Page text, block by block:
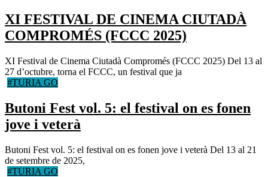
XI FESTIVAL DE CINEMA CIUTADÀ
COMPROMÉS (FCCC 2025)
XI Festival de Cinema Ciutadà Compromés (FCCC 2025) Del 13 al
27 d’octubre, torna el FCCC, un festival que ja
#TURIA GO
Butoni Fest vol. 5: el festival on es fonen
jove i veterà
Butoni Fest vol. 5: el festival on es fonen jove i veterà Del 13 al 21
de setembre de 2025,
#TURIA GO